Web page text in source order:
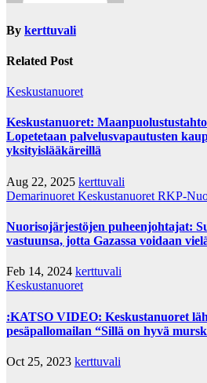
By kerttuvali
Related Post
Keskustanuoret
Keskustanuoret:
Lopetetaan palvelusvapautusten
yksityislääkäreillä
Aug 22, 2025 kerttuvali
Demarinuoret Keskustanuoret RKP-
Nuorisojärjestöjen puheenjohtajat:
vastuunsa, jotta Gazassa voidaan
Feb 14, 2024 kerttuvali
Keskustanuoret
:KATSO VIDEO: Keskustanuoret
pesäpallomailan “Sillä on hyvä
Oct 25, 2023 kerttuvali